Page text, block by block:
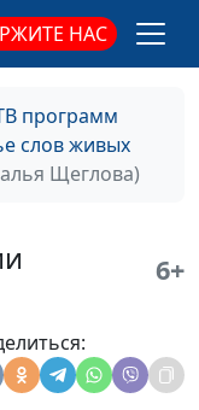
НАС
программ
слов живых
Щеглова)
6+
#44
Захаров